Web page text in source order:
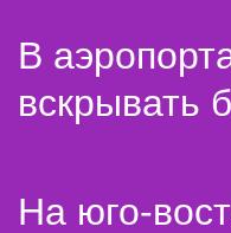
В
вскрывать
На юго-